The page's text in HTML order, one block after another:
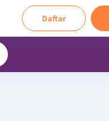
Daftar